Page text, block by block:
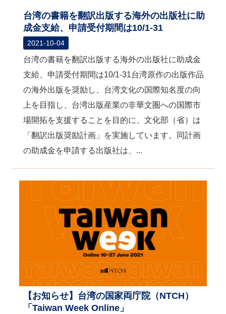
台湾の書籍を翻訳出版する海外の出版社に助
成金支給、申請受付期間は10/1-31
2021-10-04
台湾の書籍を翻訳出版する海外の出版社に助成金
支給、申請受付期間は10/1-31台湾原作の出版作品
の海外出版を奨励し、台湾文化の国際知名度の向
上を目指し、台湾出版産業の非華文圏への国際市
場開拓を支援することを目的に、文化部（省）は
「翻訳出版奨励計画」を実施しています。同計画
の助成金を申請する出版社は、...
【お知らせ】台湾の国家両庁院（NTCH）
「Taiwan Week Online」